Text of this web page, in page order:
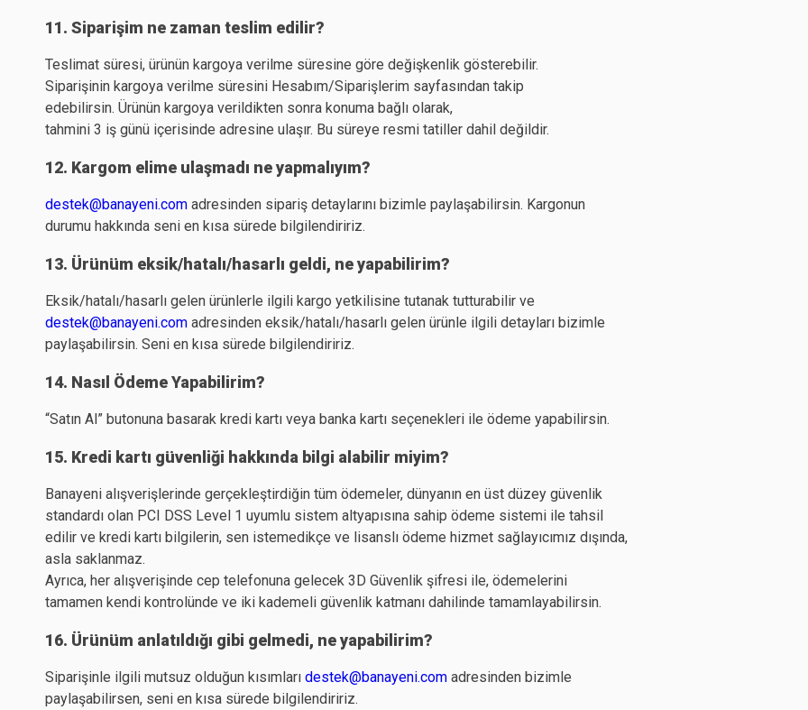
11. Siparişim ne zaman teslim edilir?
Teslimat süresi, ürünün kargoya verilme süresine göre değişkenlik gösterebilir.
Siparişinin kargoya verilme süresini Hesabım/Siparişlerim sayfasından takip
edebilirsin. Ürünün kargoya verildikten sonra konuma bağlı olarak,
tahmini 3 iş günü içerisinde adresine ulaşır. Bu süreye resmi tatiller dahil değildir.
12. Kargom elime ulaşmadı ne yapmalıyım?
destek@banayeni.com adresinden sipariş detaylarını bizimle paylaşabilirsin. Kargonun
durumu hakkında seni en kısa sürede bilgilendiririz.
13. Ürünüm eksik/hatalı/hasarlı geldi, ne yapabilirim?
Eksik/hatalı/hasarlı gelen ürünlerle ilgili kargo yetkilisine tutanak tutturabilir ve
destek@banayeni.com adresinden eksik/hatalı/hasarlı gelen ürünle ilgili detayları bizimle
paylaşabilirsin. Seni en kısa sürede bilgilendiririz.
14. Nasıl Ödeme Yapabilirim?
“Satın Al” butonuna basarak kredi kartı veya banka kartı seçenekleri ile ödeme yapabilirsin.
15. Kredi kartı güvenliği hakkında bilgi alabilir miyim?
Banayeni alışverişlerinde gerçekleştirdiğin tüm ödemeler, dünyanın en üst düzey güvenlik
standardı olan PCI DSS Level 1 uyumlu sistem altyapısına sahip ödeme sistemi ile tahsil
edilir ve kredi kartı bilgilerin, sen istemedikçe ve lisanslı ödeme hizmet sağlayıcımız dışında,
asla saklanmaz.
Ayrıca, her alışverişinde cep telefonuna gelecek 3D Güvenlik şifresi ile, ödemelerini
tamamen kendi kontrolünde ve iki kademeli güvenlik katmanı dahilinde tamamlayabilirsin.
16. Ürünüm anlatıldığı gibi gelmedi, ne yapabilirim?
Siparişinle ilgili mutsuz olduğun kısımları destek@banayeni.com adresinden bizimle
paylaşabilirsen, seni en kısa sürede bilgilendiririz.